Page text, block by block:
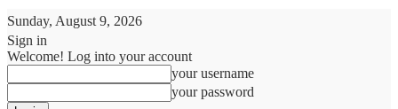
Sunday, August 9, 2026
Sign in
Welcome! Log into your account
your username
your password